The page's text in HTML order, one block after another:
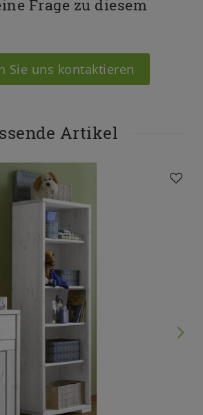
Frage zu diesem
Sie uns kontaktieren
Artikel